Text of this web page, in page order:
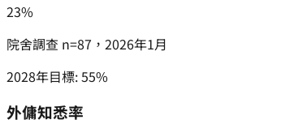
23%
院舍調查 n=87，2026年1月
2028年目標:55%
外傭知悉率